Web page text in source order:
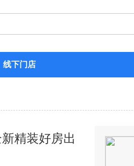
线下门店
精装好房出